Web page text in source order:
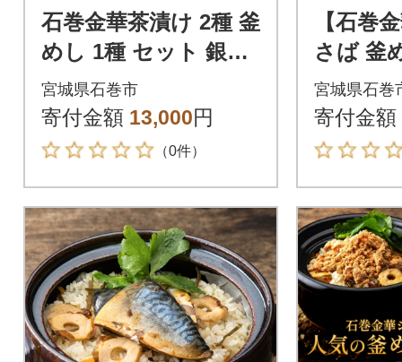
石巻金華茶漬け 2種 釜
めし 1種 セット 銀鮭
さば 鯛 お茶漬け 茶漬
け 釜めしの素 釜めし
宮城県石巻市
寄付金額 13,000円
（0件）
【石巻
さば 釜
ト 宮城
釜飯 本
の素
宮城県石巻
寄付金額